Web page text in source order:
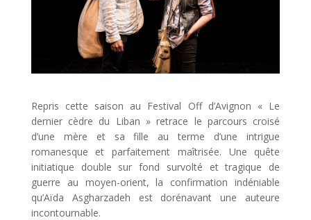
Repris cette saison au Festival Off d’Avignon « Le
dernier cèdre du Liban » retrace le parcours croisé
d’une mère et sa fille au terme d’une intrigue
romanesque et parfaitement maîtrisée. Une quête
initiatique double sur fond survolté et tragique de
guerre au moyen-orient, la confirmation indéniable
qu’Aïda Asgharzadeh est dorénavant une auteure
incontournable.